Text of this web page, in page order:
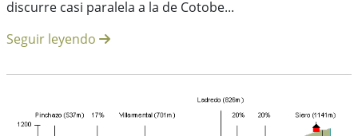
discurre casi paralela a la de Cotobe...
Seguir leyendo